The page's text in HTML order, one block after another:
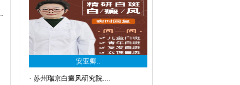
安亚卿..
· 苏州瑞京白癜风研究院....